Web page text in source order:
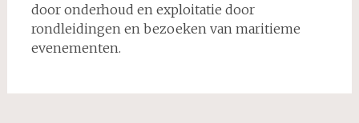
door onderhoud en exploitatie door
rondleidingen en bezoeken van maritieme
evenementen.